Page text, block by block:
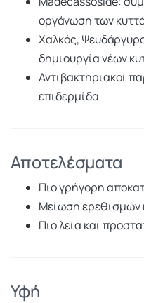
οργάνωση των
Χαλκός,
δημιουργία νέων
Αντιβακτηριακοί
επιδερμίδα
Αποτελέσματα
Πιο γρήγορη
Μείωση ερεθισμών
Πιο λεία και
Υφή